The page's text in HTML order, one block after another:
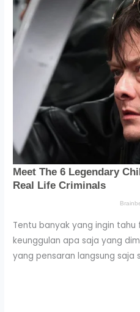
Tentu banyak yang ingin
keunggulan apa saja yang
yang pensaran langsung saja